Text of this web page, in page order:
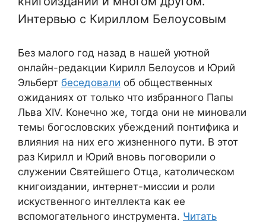
Интервью с Кириллом Белоусовым
Без малого год назад в нашей уютной
онлайн-редакции Кирилл Белоусов и Юрий
Эльберт беседовали об общественных
ожиданиях от только что избранного Папы
Льва XIV. Конечно же, тогда они не миновали
темы богословских убеждений понтифика и
влияния на них его жизненного пути. В этот
раз Кирилл и Юрий вновь поговорили о
служении Святейшего Отца, католическом
книгоиздании, интернет-миссии и роли
искуственного интеллекта как ее
вспомогательного инструмента. Читать